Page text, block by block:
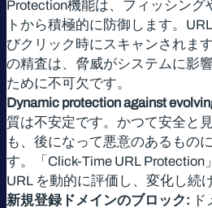
Protection機能は、フィッシング
トから積極的に防御します。
びクリック時にスキャンされま
の精査は、脅威がシステムに影
ために不可欠です。
Dynamic protection against
質は不安定です。かつて安全と
も、後になって悪意のあるもの
す。「Click-Time URL Protection
URL を動的に評価し、変化し続
新規登録ドメインのブロック: